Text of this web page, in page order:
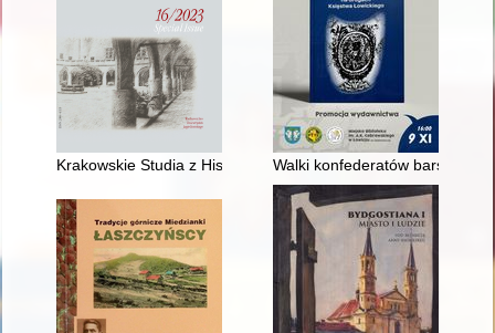
Krakowskie Studia z Historii Państwa i Prawa. [T.] 16, z.
Walki konfederatów barskich